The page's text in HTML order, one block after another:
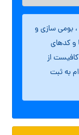
، بومی سازی و
و کدهای
از
به ثبت